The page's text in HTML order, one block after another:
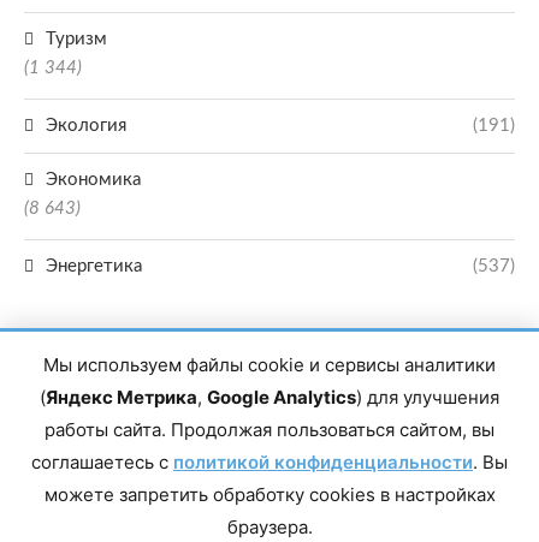
Туризм
(1 344)
Экология (191)
Экономика
(8 643)
Энергетика (537)
Главный редактор сетевого издания Магомаев Тимур Нухович. Контакты
редакции: 8(988)-292-94-34 Почта: vestiskfo@gmail.com По вопросам
Дагестан, г. Махачкала, пр-т Насрутдинова, д. 1а. Все права защищены.
Копирование и использование полных материалов запрещено, частичное
цитирование возможно только при условии гиперссылки на сайт mirmol.ru.
Мы используем файлы cookie и сервисы аналитики
(Яндекс Метрика, Google Analytics) для улучшения
работы сайта. Продолжая пользоваться сайтом, вы
соглашаетесь с политикой конфиденциальности. Вы
можете запретить обработку cookies в настройках
браузера.